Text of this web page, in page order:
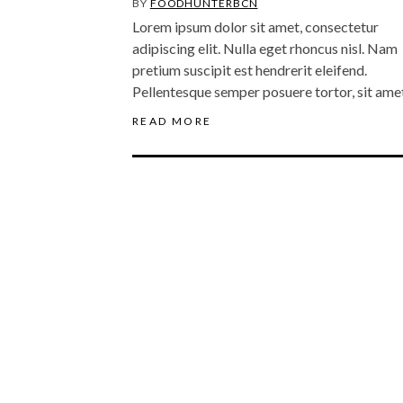
BY FOODHUNTERBCN
Lorem ipsum dolor sit amet, consectetur
adipiscing elit. Nulla eget rhoncus nisl. Nam
pretium suscipit est hendrerit eleifend.
Pellentesque semper posuere tortor, sit
READ MORE